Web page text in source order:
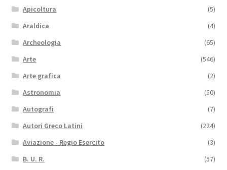
Apicoltura
(5)
Araldica
(4)
Archeologia
(65)
Arte
(546)
Arte grafica
(2)
Astronomia
(50)
Autografi
(7)
Autori Greco Latini
(224)
Aviazione - Regio Esercito
(3)
B. U. R.
(57)